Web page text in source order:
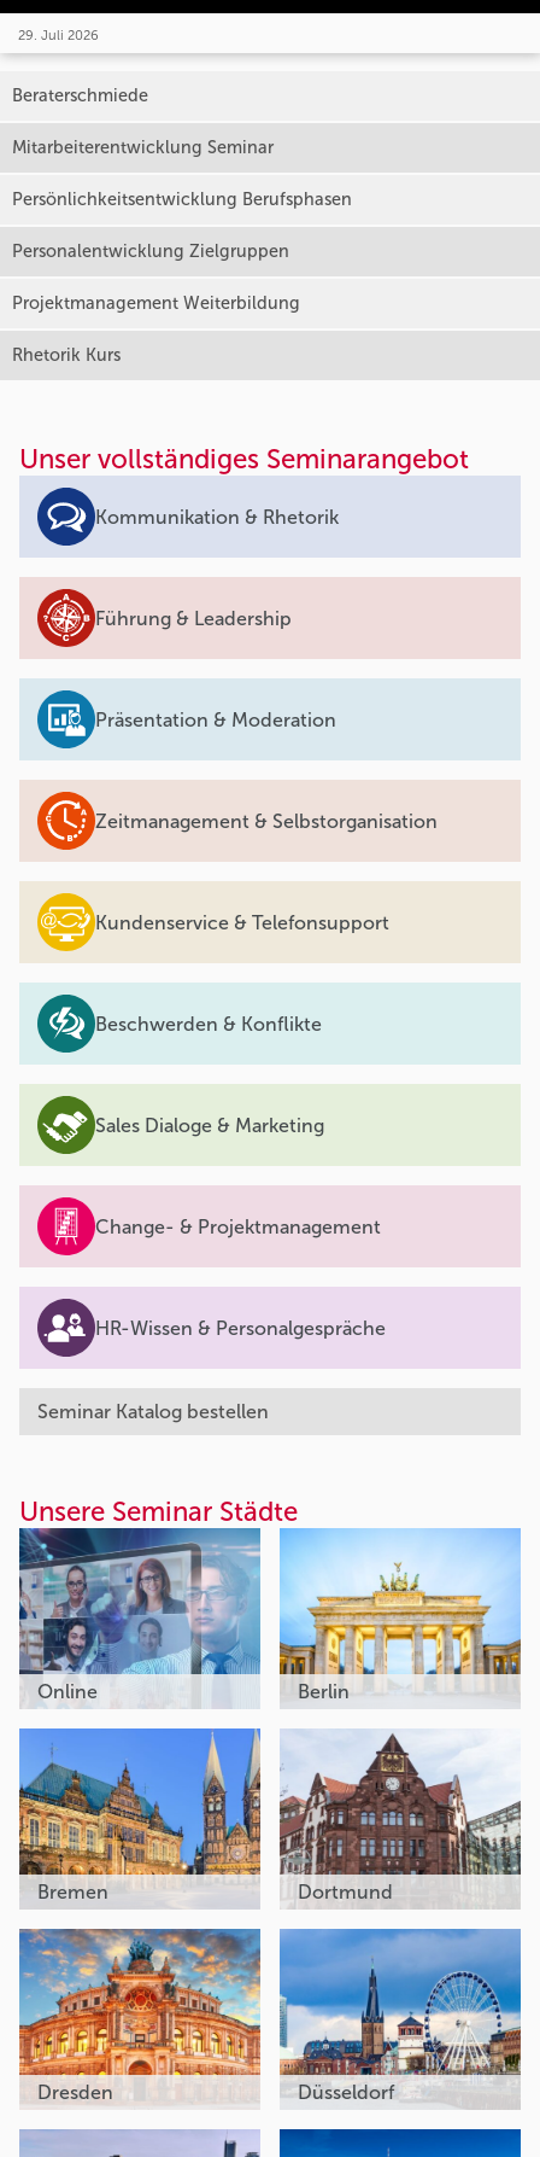
29. Juli 2026
Beraterschmiede
Mitarbeiterentwicklung Seminar
Persönlichkeitsentwicklung Berufsphasen
Personalentwicklung Zielgruppen
Projektmanagement Weiterbildung
Rhetorik Kurs
Unser vollständiges Seminarangebot
Kommunikation & Rhetorik
Führung & Leadership
Präsentation & Moderation
Zeitmanagement & Selbstorganisation
Kundenservice & Telefonsupport
Beschwerden & Konflikte
Sales Dialoge & Marketing
Change- & Projektmanagement
HR-Wissen & Personalgespräche
Seminar Katalog bestellen
Unsere Seminar Städte
Online Berlin
Bremen Dortmund
Dresden Düsseldorf